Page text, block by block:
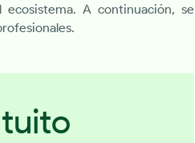
A continuación, se